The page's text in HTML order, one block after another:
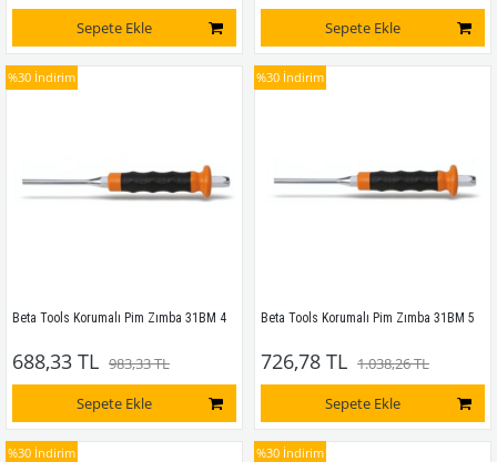
Sepete Ekle
Sepete Ekle
Beta Tools Korumalı Pim Zımba 31BM 4
688,33 TL 983,33 TL
Sepete Ekle
%30 İndirim
Beta Tools Korumalı Pim Zımba 31BM 5
726,78 TL 1.038,26 TL
Sepete Ekle
%30 İndirim
%30 İndirim %30 İndirim